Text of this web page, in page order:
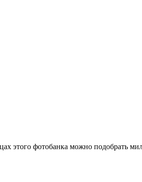
этого фотобанка можно подобрать